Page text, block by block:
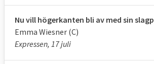
Nu vill högerkanten bli av med sin
Emma Wiesner (C)
Expressen, 17 juli